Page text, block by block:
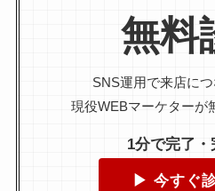
無料
SNS運用で来店に
現役WEBマーケターが
1分で完了
▶ 今すぐ